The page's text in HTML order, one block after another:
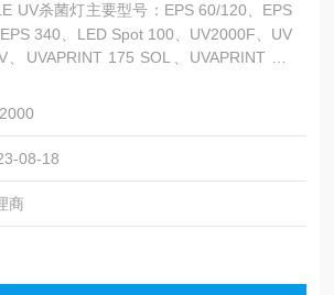
UV杀菌灯主要型号：EPS 60/120、EPS
340、LED Spot 100、UV2000F、UV
UVAPRINT 175 SOL、UVAPRINT AC
S。
08-18
商